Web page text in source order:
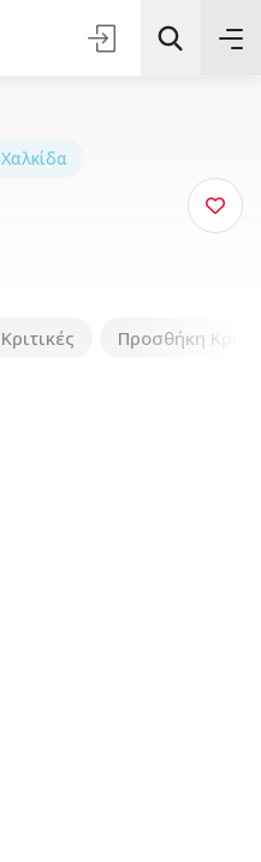
Χαλκίδα
Κριτικές Προσθήκη